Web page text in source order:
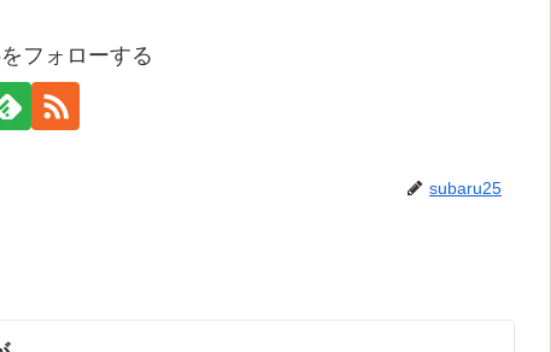
フォローする
subaru25